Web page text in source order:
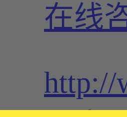
在线
http://